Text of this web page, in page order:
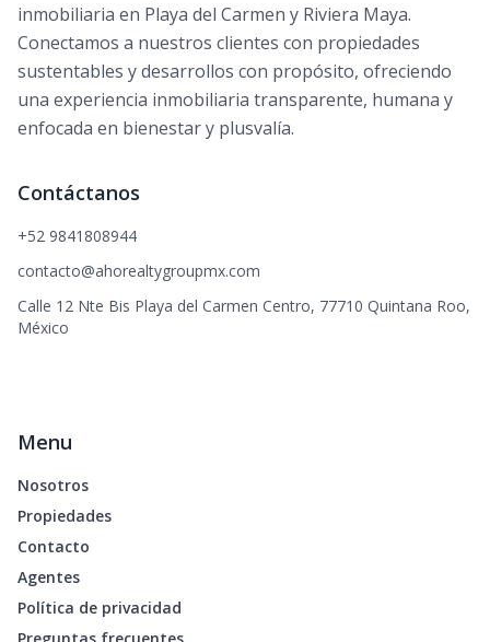
inmobiliaria en Playa del Carmen y Riviera Maya.
Conectamos a nuestros clientes con propiedades
sustentables y desarrollos con propósito, ofreciendo
una experiencia inmobiliaria transparente, humana y
enfocada en bienestar y plusvalía.
Contáctanos
+52 9841808944
contacto@ahorealtygroupmx.com
Calle 12 Nte Bis Playa del Carmen Centro, 77710 Quintana Roo,
México
Menu
Nosotros
Propiedades
Contacto
Agentes
Política de privacidad
Preguntas frecuentes